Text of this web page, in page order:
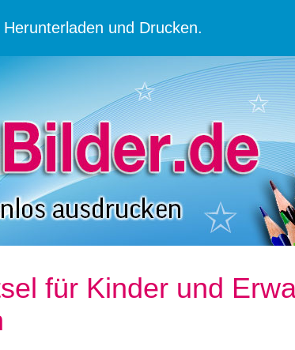
und Drucken.
für Kinder und